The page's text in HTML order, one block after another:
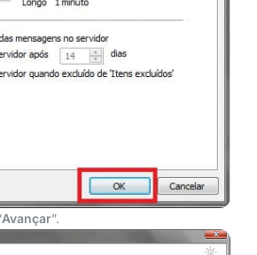
Avançar”.